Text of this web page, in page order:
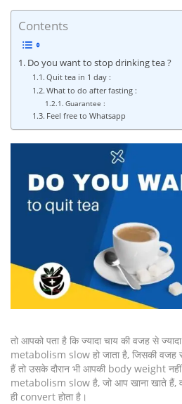
Contents
Do you want to stop drinking tea ?
Quit tea in 1 day :
What to do after fasting :
Guarantee :
Feel free to Whatsapp
तो आपको पता है कि ज्यादा चाय की वजह से
metabolism slow हो जाता है, जिसकी
हैं तो उसके दौरान भी आपकी body weight नहीं
metabolism slow है, जो आप खाना खाते हैं,
ही convert होता है।